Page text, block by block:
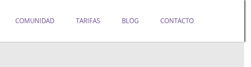
COMUNIDAD TARIFAS BLOG CONTACTO